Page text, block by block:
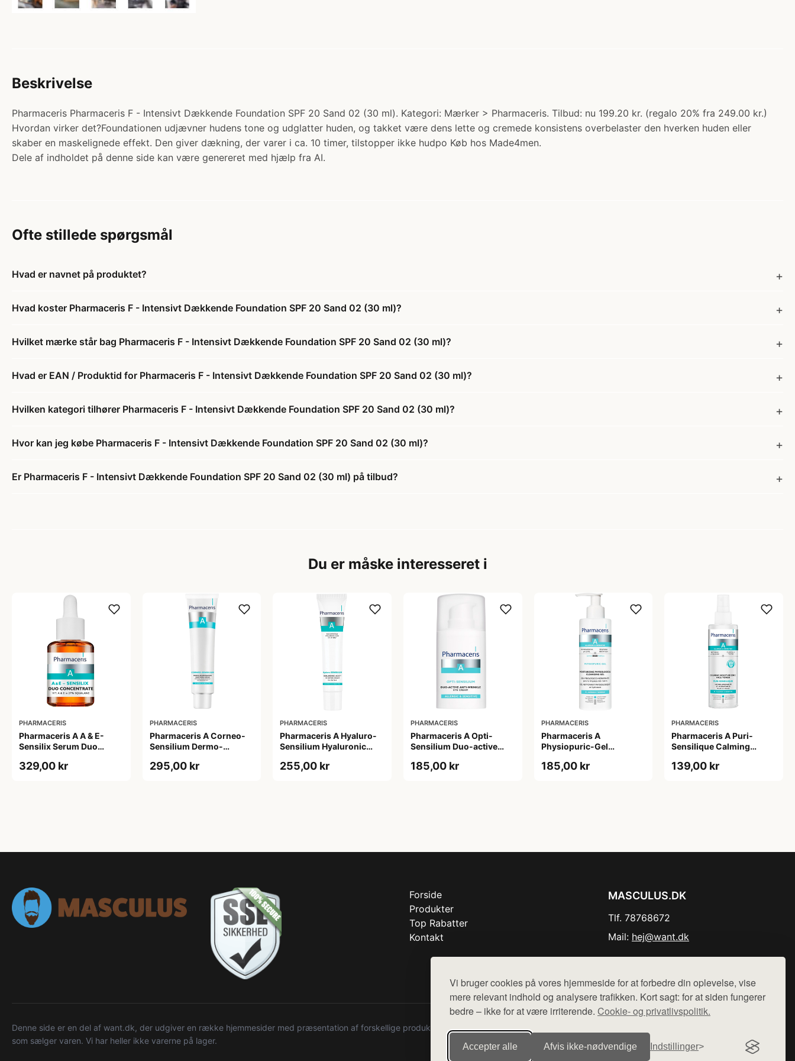
Vi bruger cookies på vores hjemmeside for at forbedre din oplevelse, vise
mere relevant indhold og analysere trafikken. Kort sagt: for at siden fungerer
bedre – ikke for at være irriterende. Cookie- og privatlivspolitik.
Accepter alle Afvis ikke‑nødvendige Indstillinger
Beskrivelse
Pharmaceris Pharmaceris F - Intensivt Dækkende Foundation SPF 20 Sand 02 (30 ml). Kategori: Mærker > Pharmaceris. Tilbud: nu 199.20 kr. (regalo 20% fra 249.00 kr.)
Hvordan virker det?Foundationen udjævner hudens tone og udglatter huden, og takket være dens lette og cremede konsistens overbelaster den hverken huden eller
skaber en maskelignede effekt. Den giver dækning, der varer i ca. 10 timer, tilstopper ikke hudpo Køb hos Made4men.
Dele af indholdet på denne side kan være genereret med hjælp fra AI.
Ofte stillede spørgsmål
Hvad er navnet på produktet?
Hvad koster Pharmaceris F - Intensivt Dækkende Foundation SPF 20 Sand 02 (30 ml)?
Hvilket mærke står bag Pharmaceris F - Intensivt Dækkende Foundation SPF 20 Sand 02 (30 ml)?
Hvad er EAN / Produktid for Pharmaceris F - Intensivt Dækkende Foundation SPF 20 Sand 02 (30 ml)?
Hvilken kategori tilhører Pharmaceris F - Intensivt Dækkende Foundation SPF 20 Sand 02 (30 ml)?
Hvor kan jeg købe Pharmaceris F - Intensivt Dækkende Foundation SPF 20 Sand 02 (30 ml)?
Er Pharmaceris F - Intensivt Dækkende Foundation SPF 20 Sand 02 (30 ml) på tilbud?
Du er måske interesseret i
PHARMACERIS
Pharmaceris A A & E-
Sensilix Serum Duo
329,00 kr
PHARMACERIS
Pharmaceris A Corneo-
Sensilium Dermo-
Cream (75 ml)
295,00 kr
PHARMACERIS
Pharmaceris A Hyaluro-
Sensilium Hyaluronic
255,00 kr
PHARMACERIS
Pharmaceris A Opti-
Sensilium Duo-active
(15 ml)
185,00 kr
PHARMACERIS
Pharmaceris A
Physiopuric-Gel
Physiological Cleansing
185,00 kr
PHARMACERIS
Pharmaceris A Puri-
Sensilique Calming
(200 ml)
139,00 kr
Forside
Produkter
Top Rabatter
Kontakt
MASCULUS.DK
Tlf. 78768672
Mail: hej@want.dk
Denne side er en del af want.dk, der udgiver en række hjemmesider med præsentation af forskellige produkter fra diverse webshops. Der sælges ikke varer fra denne side - vi henviser til de shops,
som sælger varen. Vi har heller ikke varerne på lager.